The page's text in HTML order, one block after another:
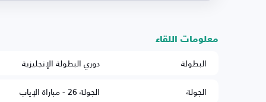
معلومات اللقاء
البطولة
دوري البطولة الإنجليزية
الجولة
الجولة 26 - مباراة الإياب